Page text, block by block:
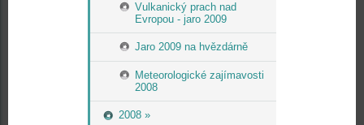
Vulkanický prach nad
Evropou - jaro 2009
Jaro 2009 na hvězdárně
Meteorologické zajímavosti
2008
2008 »